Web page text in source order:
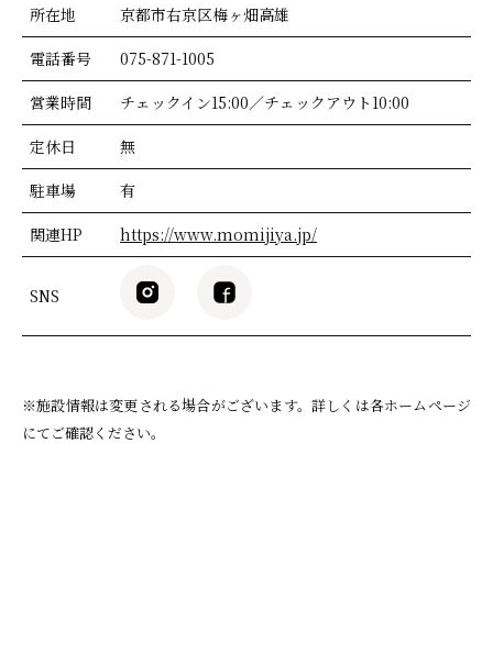
所在地
京都市右京区梅ヶ畑高雄
電話番号
075-871-1005
営業時間
チェックイン15:00／チェックアウト10:00
定休日
無
駐車場
有
関連HP
https://www.momijiya.jp/
SNS
※施設情報は変更される場合がございます。詳しくは各ホームページ
にてご確認ください。